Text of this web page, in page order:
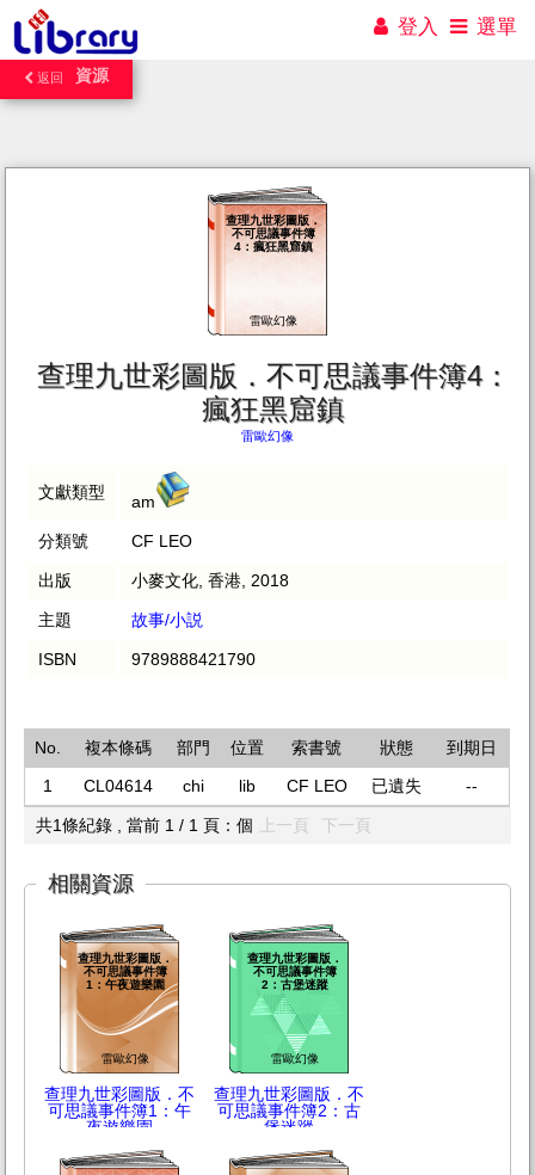
登入 選單
返回 資源
查理九世彩圖版．
不可思議事件簿
4：瘋狂黑窟鎮
雷歐幻像
查理九世彩圖版．不可思議事件簿4：
瘋狂黑窟鎮
雷歐幻像
文獻類型 am
分類號 CF LEO
出版 小麥文化, 香港, 2018
主題 故事/小説
ISBN 9789888421790
No. 複本條碼 部門 位置 索書號 狀態
到期日
1
CL04614 chi lib CF LEO 已遺失 --
共1條紀錄 , 當前 1 / 1 頁：個 上一頁 下一頁
相關資源
查理九世彩圖版．
不可思議事件簿
1：午夜遊樂園
雷歐幻像
查理九世彩圖版．不
可思議事件簿1：午
夜遊樂園
查理九世彩圖版．
不可思議事件簿
2：古堡迷蹤
雷歐幻像
查理九世彩圖版．不
可思議事件簿2：古
堡迷蹤